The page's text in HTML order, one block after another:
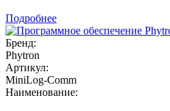
Подробнее
Бренд:
Phytron
Артикул:
MiniLog-Comm
Наименование: